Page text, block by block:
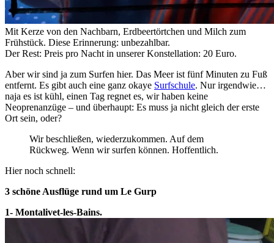
Mit Kerze von den Nachbarn, Erdbeertörtchen und Milch zum
Frühstück. Diese Erinnerung: unbezahlbar.
Der Rest: Preis pro Nacht in unserer Konstellation: 20 Euro.
Aber wir sind ja zum Surfen hier. Das Meer ist fünf Minuten zu Fuß
entfernt. Es gibt auch eine ganz okaye Surfschule. Nur irgendwie…
naja es ist kühl, einen Tag regnet es, wir haben keine
Neoprenanzüge – und überhaupt: Es muss ja nicht gleich der erste
Ort sein, oder?
Wir beschließen, wiederzukommen. Auf dem
Rückweg. Wenn wir surfen können. Hoffentlich.
Hier noch schnell:
3 schöne Ausflüge rund um Le Gurp
1- Montalivet-les-Bains.